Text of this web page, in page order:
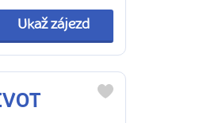
Ukaž zájezd